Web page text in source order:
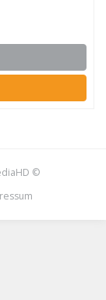
©